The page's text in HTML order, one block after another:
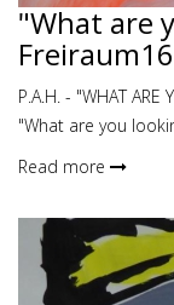
"What are
Freiraum16
P.A.H. - "WHAT
"What are you
Read more